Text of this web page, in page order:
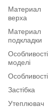
Материал
верха
Материал
подкладки
Особливості
моделі
Особливості
Застібка
Утеплювач